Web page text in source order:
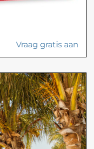
Vraag gratis aan